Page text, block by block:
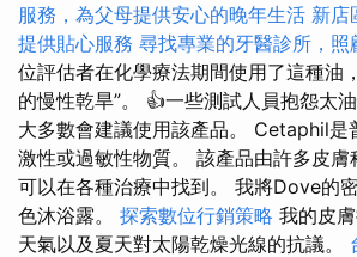
服務，為父母提供安心的晚年生活 新店
提供貼心服務 尋找專業的牙醫診所，照
位評估者在化學療法期間使用了這種油
的慢性乾旱”。 👍一些測試人員抱怨太
大多數會建議使用該產品。 Cetaphil是
激性或過敏性物質。 該產品由許多皮膚
可以在各種治療中找到。 我將Dove的
色沐浴露。 探索數位行銷策略 我的皮
天氣以及夏天對太陽乾燥光線的抗議。